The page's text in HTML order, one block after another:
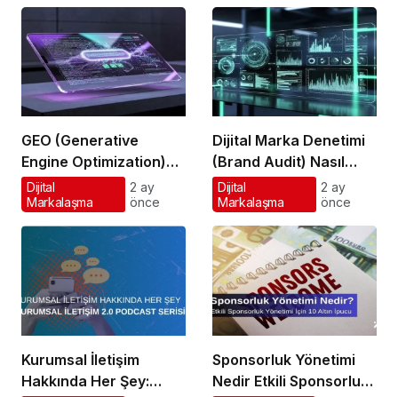
GEO (Generative
Engine Optimization)
Nedir?
Dijital
Markalaşma
2 ay
önce
Dijital Marka Denetimi
(Brand Audit) Nasıl
Yapılır?
Dijital
Markalaşma
2 ay
önce
Kurumsal İletişim
Hakkında Her Şey:
Sponsorluk Yönetimi
Nedir Etkili Sponsorluk